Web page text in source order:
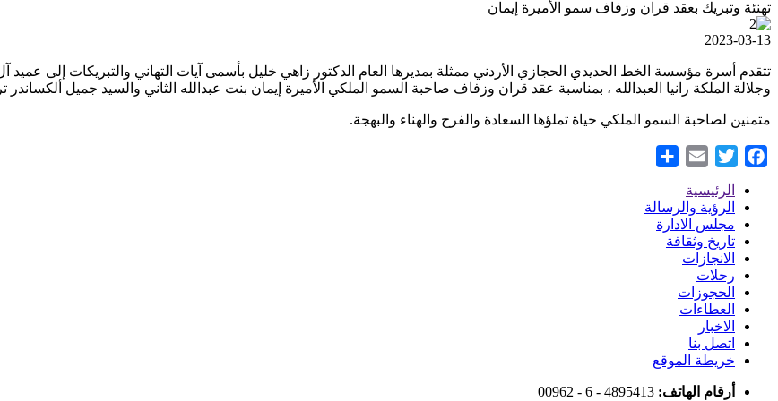
تهنئة وتبريك بعقد قران وزفاف سمو الأميرة إيمان
2023-03-13
تتقدم أسرة مؤسسة الخط الحديدي الحجازي الأردني ممثلة بمديرها العام الدكتور زاهي خليل بأسمى آيات التهاني والتبريكات إلى عميد
وجلالة الملكة رانيا العبدالله ، بمناسبة عقد قران وزفاف صاحبة السمو الملكي الأميرة إيمان بنت عبدالله الثاني والسيد جميل ألكساندر
متمنين لصاحبة السمو الملكي حياة تملؤها السعادة والفرح والهناء والبهجة.
Facebook
Twitter
Email
Footer
Menu
الرئيسية
الرؤية والرسالة
مجلس الادارة
تاريخ وثقافة
الانجازات
رحلات
الحجوزات
العطاءات
الاخبار
اتصل بنا
خريطة الموقع
أرقام الهاتف: 00962 - 6 - 4895413